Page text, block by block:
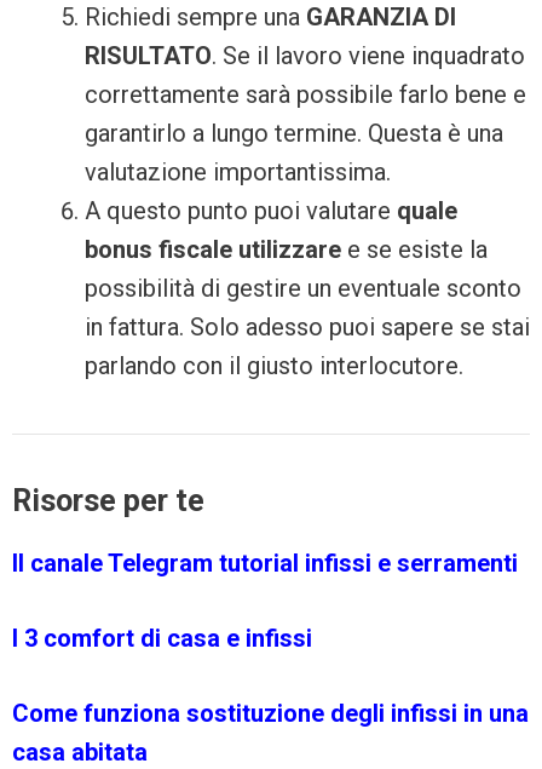
Richiedi sempre una GARANZIA DI
RISULTATO. Se il lavoro viene inquadrato
correttamente sarà possibile farlo bene e
garantirlo a lungo termine. Questa è una
valutazione importantissima.
A questo punto puoi valutare quale
bonus fiscale utilizzare e se esiste la
possibilità di gestire un eventuale sconto
in fattura. Solo adesso puoi sapere se stai
parlando con il giusto interlocutore.
Risorse per te
Il canale Telegram tutorial infissi e serramenti
I 3 comfort di casa e infissi
Come funziona sostituzione degli infissi in una
casa abitata